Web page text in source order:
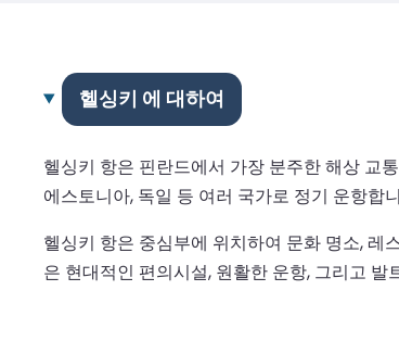
헬싱키 에 대하여
헬싱키 항은 핀란드에서 가장 분주한 해상 교
에스토니아, 독일 등 여러 국가로 정기 운항합
헬싱키 항은 중심부에 위치하여 문화 명소, 레
은 현대적인 편의시설, 원활한 운항, 그리고